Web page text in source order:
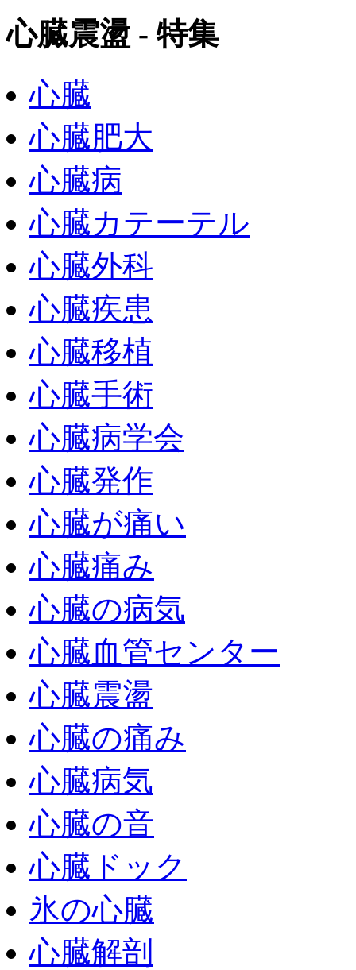
心臓震盪 - 特集
心臓
心臓肥大
心臓病
心臓カテーテル
心臓外科
心臓疾患
心臓移植
心臓手術
心臓病学会
心臓発作
心臓が痛い
心臓痛み
心臓の病気
心臓血管センター
心臓震盪
心臓の痛み
心臓病気
心臓の音
心臓ドック
氷の心臓
心臓解剖